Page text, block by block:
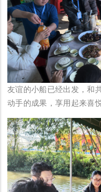
友谊的小船已经出发，和
动手的成果，享用起来喜